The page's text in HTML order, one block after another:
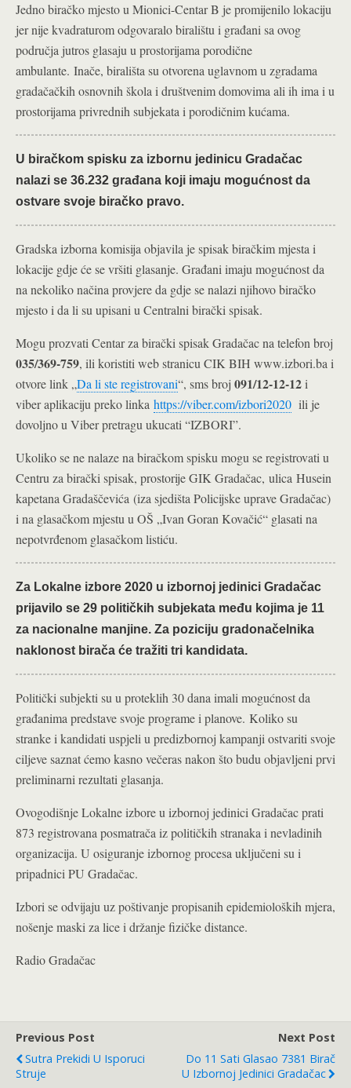
Jedno biračko mjesto u Mionici-Centar B je promijenilo lokaciju
jer nije kvadraturom odgovaralo biralištu i građani sa ovog
područja jutros glasaju u prostorijama porodične
ambulante. Inače, birališta su otvorena uglavnom u zgradama
gradačačkih osnovnih škola i društvenim domovima ali ih ima i u
prostorijama privrednih subjekata i porodičnim kućama.
U biračkom spisku za izbornu jedinicu Gradačac
nalazi se 36.232 građana koji imaju mogućnost da
ostvare svoje biračko pravo.
Gradska izborna komisija objavila je spisak biračkim mjesta i
lokacije gdje će se vršiti glasanje. Građani imaju mogućnost da
na nekoliko načina provjere da gdje se nalazi njihovo biračko
mjesto i da li su upisani u Centralni birački spisak.
Mogu prozvati Centar za birački spisak Gradačac na telefon broj
035/369-759, ili koristiti web stranicu CIK BIH www.izbori.ba i
otvore link „Da li ste registrovani“, sms broj 091/12-12-12i
viber aplikaciju preko linka https://viber.com/izbori2020 ili je
dovoljno u Viber pretragu ukucati “IZBORI”.
Ukoliko se ne nalaze na biračkom spisku mogu se registrovati u
Centru za birački spisak, prostorije GIK Gradačac, ulica Husein
kapetana Gradaščevića (iza sjedišta Policijske uprave Gradačac)
i na glasačkom mjestu u OŠ „Ivan Goran Kovačić“ glasati na
nepotvrđenom glasačkom listiću.
Za Lokalne izbore 2020 u izbornoj jedinici Gradačac
prijavilo se 29 političkih subjekata među kojima je 11
za nacionalne manjine. Za poziciju gradonačelnika
naklonost birača će tražiti tri kandidata.
Politički subjekti su u proteklih 30 dana imali mogućnost da
građanima predstave svoje programe i planove. Koliko su
stranke i kandidati uspjeli u predizbornoj kampanji ostvariti svoje
ciljeve saznat ćemo kasno večeras nakon što budu objavljeni prvi
preliminarni rezultati glasanja.
Ovogodišnje Lokalne izbore u izbornoj jedinici Gradačac prati
873 registrovana posmatrača iz političkih stranaka i nevladinih
organizacija. U osiguranje izbornog procesa uključeni su i
pripadnici PU Gradačac.
Izbori se odvijaju uz poštivanje propisanih epidemioloških mjera,
nošenje maski za lice i držanje fizičke distance.
Radio Gradačac
Previous Post
Sutra Prekidi U Isporuci
Struje
Next Post
Do 11 Sati Glasao 7381 Birač
U Izbornoj Jedinici Gradačac